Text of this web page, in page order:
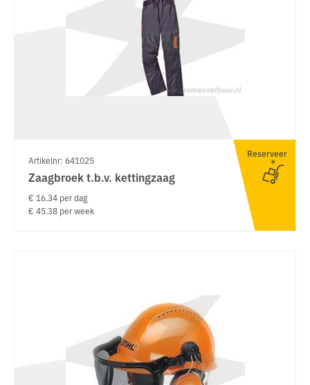
Artikelnr: 641025
Zaagbroek t.b.v. kettingzaag
€ 16.34 per dag
€ 45.38 per week
Reserveer